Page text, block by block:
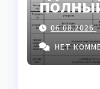
06.08.2026
НЕТ